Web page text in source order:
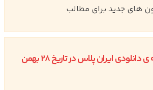
های جدید برای مطالب
نسخه ی 1.3 پوسته ی دانلودی ایران پلاس در تاریخ 28 بهمن